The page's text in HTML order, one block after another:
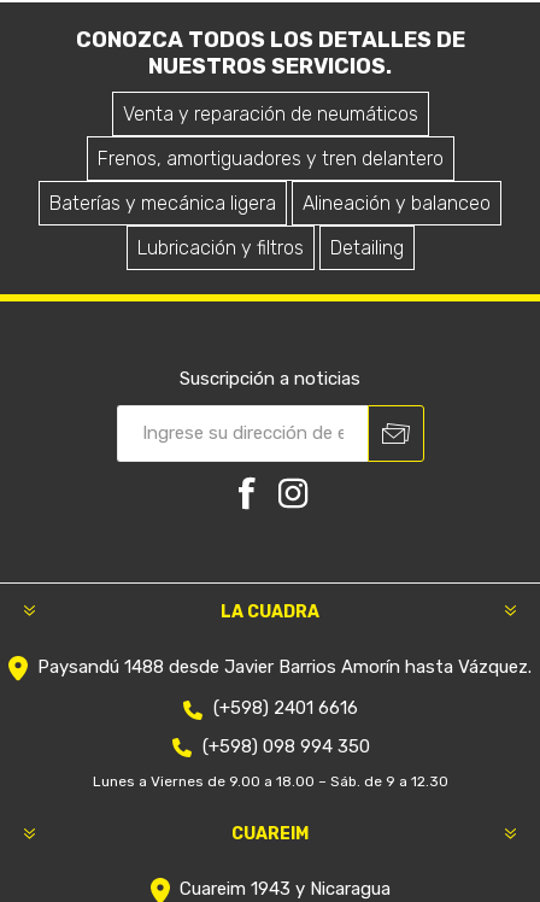
CONOZCA TODOS LOS DETALLES DE
NUESTROS SERVICIOS.
Venta y reparación de neumáticos
Frenos, amortiguadores y tren delantero
Baterías y mecánica ligera
Alineación y balanceo
Lubricación y filtros
Detailing
Suscripción a noticias
LA CUADRA
Paysandú 1488 desde Javier Barrios Amorín hasta Vázquez.
(+598) 2401 6616
(+598) 098 994 350
Lunes a Viernes de 9.00 a 18.00 – Sáb. de 9 a 12.30
CUAREIM
Cuareim 1943 y Nicaragua